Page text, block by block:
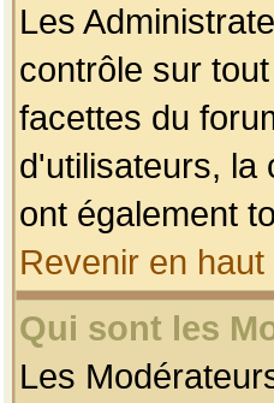
Les
contrôle sur
facettes du
d'utilisateurs, la
ont également
Revenir en
Qui sont les
Les